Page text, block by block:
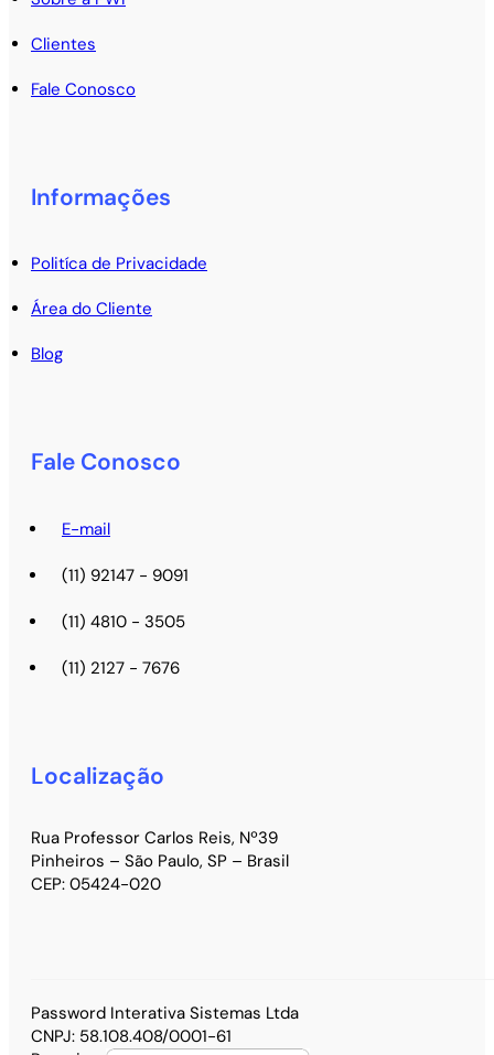
Clientes
Fale Conosco
Informações
Politíca de Privacidade
Área do Cliente
Blog
Fale Conosco
E-mail
(11) 92147 - 9091
(11) 4810 - 3505
(11) 2127 - 7676
Localização
Rua Professor Carlos Reis, Nº39
Pinheiros – São Paulo, SP – Brasil
CEP: 05424-020
Password Interativa Sistemas Ltda
CNPJ: 58.108.408/0001-61